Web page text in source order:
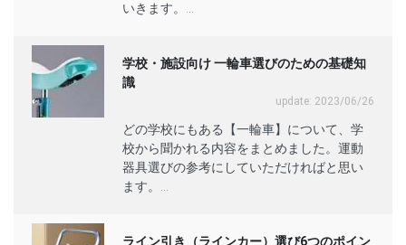
いきます。...
学校・施設向け 一輪車選びのための基礎知
識
update: 2023/06/26
どの学校にもある【一輪車】について、学
校から聞かれる内容をまとめました。運動
器具選びの参考にしていただければと思い
ます。...
ライン引き（ラインカー）選び6つのポイン